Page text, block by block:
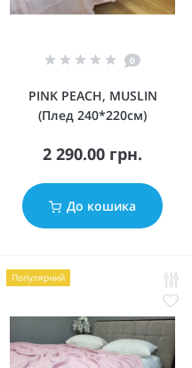
0
PINK PEACH, MUSLIN
(Плед 240*220см)
2 290.00 грн.
До кошика
Популярний